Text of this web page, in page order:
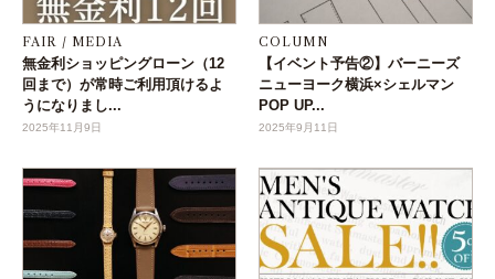
FAIR / MEDIA
無金利ショッピングローン（12
回まで）が常時ご利用頂けるよ
うになりまし...
2025年11月9日
COLUMN
【イベント予告②】バーニーズ
ニューヨーク横浜×シェルマン
POP UP...
2025年9月11日